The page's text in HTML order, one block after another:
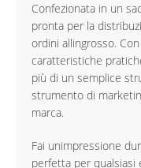
Confezionata in un
pronta per la
ordini allingrosso.
caratteristiche
più di un semplice
strumento di
marca.
Fai unimpressione
perfetta per qualsiasi